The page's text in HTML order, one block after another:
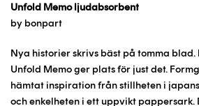
Unfold Memo ljudabsorbent
by bonpart
Nya historier skrivs bäst på tomma
Unfold Memo ger plats för just det.
hämtat inspiration från stillheten i
och enkelheten i ett uppvikt pappersark.